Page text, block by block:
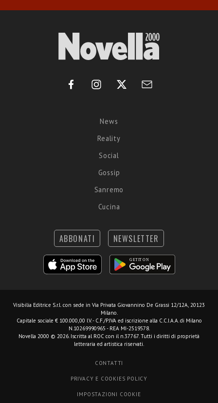
News
Reality
Social
Gossip
Sanremo
Cucina
ABBONATI NEWSLETTER
Visibilia Editrice S.r.l. con sede in Via Privata Giovannino De Grassi 12/12A, 20123
Milano.
Capitale sociale € 100.000,00 I.V. - C.F./P.IVA ed iscrizione alla C.C.I.A.A. di Milano
N.10269990965 - REA MI-2519578.
Novella 2000 © 2026. Iscritta al ROC con il n.37767. Tutti i diritti di proprietà
letteraria ed artistica riservati.
CONTATTI
PRIVACY E COOKIES POLICY
IMPOSTAZIONI COOKIE